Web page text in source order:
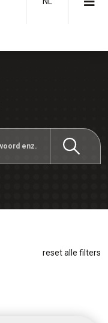
reset alle filters